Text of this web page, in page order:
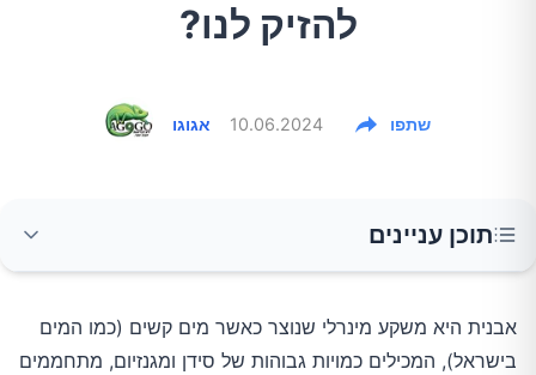
להזיק לנו?
אגוגו 10.06.2024 שתפו
תוכן עניינים
מהי אבנית?
אבנית היא משקע מינרלי שנוצר כאשר מים קשים (כמו המים
בישראל), המכילים כמויות גבוהות של סידן ומגנזיום, מתחממים